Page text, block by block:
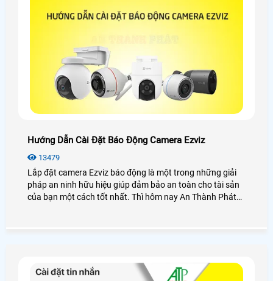
Hướng Dẫn Cài Đặt Báo Động Camera Ezviz
13479
Lắp đặt camera Ezviz báo động là một trong những giải
pháp an ninh hữu hiệu giúp đảm bảo an toàn cho tài sản
của bạn một cách tốt nhất. Thì hôm nay An Thành Phát